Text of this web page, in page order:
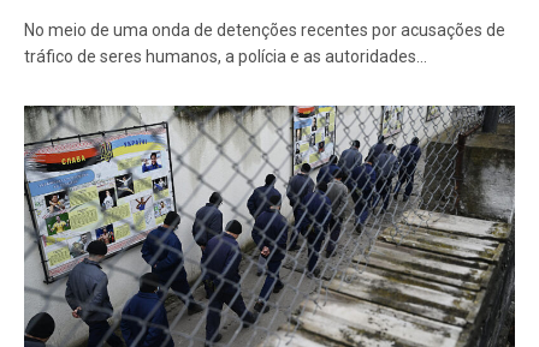
No meio de uma onda de detenções recentes por acusações de
tráfico de seres humanos, a polícia e as autoridades…